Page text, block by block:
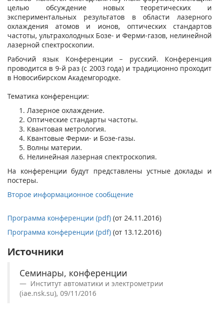
целью обсуждение новых теоретических и
экспериментальных результатов в области лазерного
охлаждения атомов и ионов, оптических стандартов
частоты, ультрахолодных Бозе- и Ферми-газов, нелинейной
лазерной спектроскопии.
Рабочий язык Конференции – русский. Конференция
проводится в 9-й раз (с 2003 года) и традиционно проходит
в Новосибирском Академгородке.
Тематика конференции:
Лазерное охлаждение.
Оптические стандарты частоты.
Квантовая метрология.
Квантовые Ферми- и Бозе-газы.
Волны материи.
Нелинейная лазерная спектроскопия.
На конференции будут представлены устные доклады и
постеры.
Второе информационное сообщение
Программа конференции (pdf) (от 24.11.2016)
Программа конференции (pdf) (от 13.12.2016)
Источники
Семинары, конференции
Институт автоматики и электрометрии
(iae.nsk.su), 09/11/2016